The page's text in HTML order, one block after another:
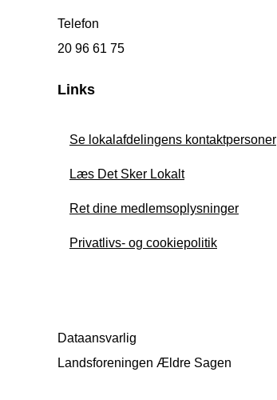
Telefon
20 96 61 75
Links
Se lokalafdelingens kontaktpersoner
Læs Det Sker Lokalt
Ret dine medlemsoplysninger
Privatlivs- og cookiepolitik
Dataansvarlig
Landsforeningen Ældre Sagen